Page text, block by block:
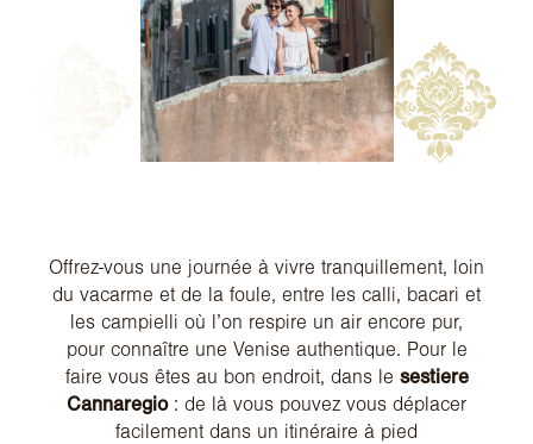
Offrez-vous une journée à vivre tranquillement, loin
du vacarme et de la foule, entre les calli, bacari et
les campielli où l’on respire un air encore pur,
pour connaître une Venise authentique. Pour le
faire vous êtes au bon endroit, dans le sestiere
Cannaregio: de là vous pouvez vous déplacer
facilement dans un itinéraire à pied